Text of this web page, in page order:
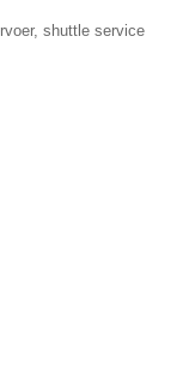
shuttle service